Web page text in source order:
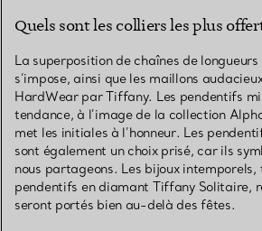
Quels sont les colliers les plus
La superposition de chaînes de
s’impose, ainsi que les maillons
HardWear par Tiffany. Les pendentifs
tendance, à l’image de la collection
met les initiales à l’honneur. Les
sont également un choix prisé, car ils
nous partageons. Les bijoux intemporels,
pendentifs en diamant Tiffany Solitaire,
seront portés bien au-delà des fêtes.